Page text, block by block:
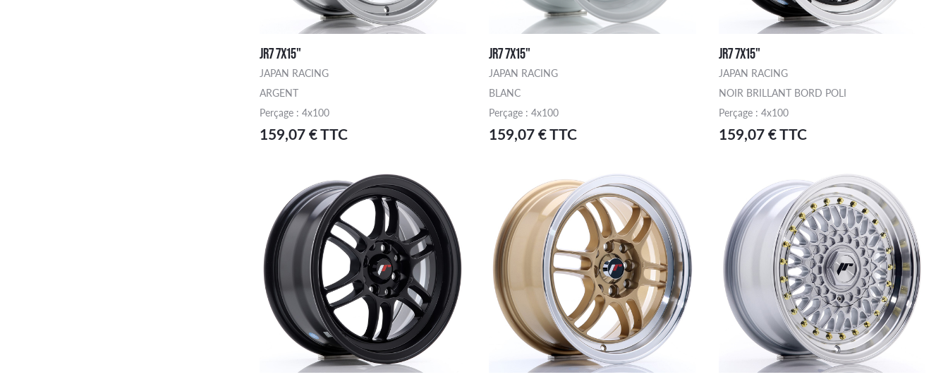
JR7 7X15"
JAPAN RACING
ARGENT
Perçage : 4x100
159,07 € TTC
JR7 7X15"
JAPAN RACING
BLANC
Perçage : 4x100
159,07 € TTC
JR7 7X15"
JAPAN RACING
NOIR BRILLANT BORD POLI
Perçage : 4x100
159,07 € TTC